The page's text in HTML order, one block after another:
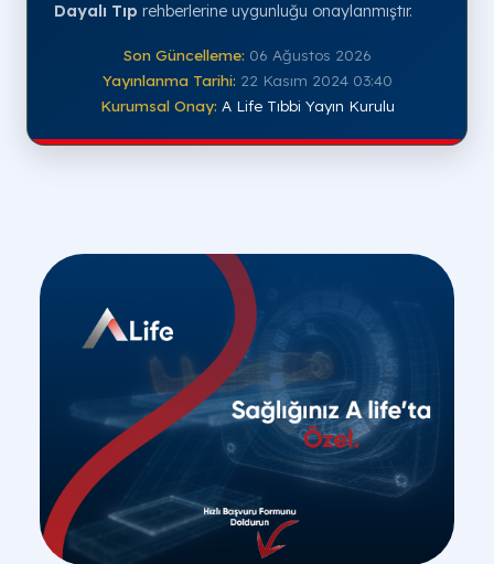
Dayalı Tıp rehberlerine uygunluğu onaylanmıştır.
Son Güncelleme: 06 Ağustos 2026
Yayınlanma Tarihi: 22 Kasım 2024 03:40
Kurumsal Onay: A Life Tıbbi Yayın Kurulu